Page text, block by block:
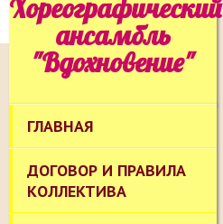
Хореографический
ансамбль
"Вдохновение"
ГЛАВНАЯ
ДОГОВОР И ПРАВИЛА
КОЛЛЕКТИВА